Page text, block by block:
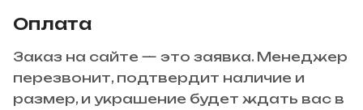
Оплата
Заказ на сайте — это заявка. Менеджер
перезвонит, подтвердит наличие и
размер, и украшение будет ждать вас в